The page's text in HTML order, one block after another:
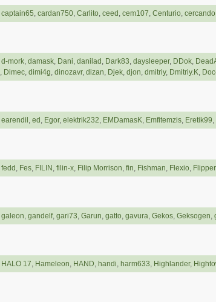
captain65, cardan750, Carlito, ceed , cem107, Centurio, cercando
d-mork, damask, Dani, danilad , Dark83, daysleeper, DDok,
, Dimec, dimi4g, dinozavr, dizan, Djek, djon, dmitriy, Dmitriy.K,
earendil , ed , Egor, elektrik232, EMDamasK, Emfitemzis, Eretik99,
fedd , Fes, FILIN , filin-x, Filip Morrison, fin, Fishman, Flexio,
galeon, gandelf, gari73, Garun, gatto, gavura, Gekos, Geksogen,
HALO 17, Hameleon, HAND, handi, harm633, Highlander,